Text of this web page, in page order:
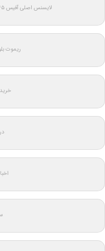
لایسنس اصلی آفیس ۳۶۵ (مایکروسافت ۳۶۵) اورجینال
ریموت